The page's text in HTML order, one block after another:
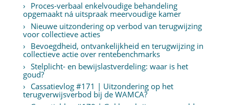
Proces-verbaal enkelvoudige behandeling
opgemaakt ná uitspraak meervoudige kamer
Nieuwe uitzondering op verbod van terugwijzing
voor collectieve acties
Bevoegdheid, ontvankelijkheid en terugwijzing in
collectieve actie over rentebenchmarks
Stelplicht- en bewijslastverdeling: waar is het
goud?
Cassatievlog #171 | Uitzondering op het
terugverwijsverbod bij de WAMCA?